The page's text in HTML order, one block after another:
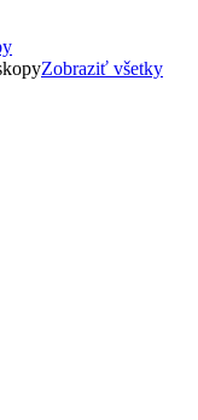
Zobraziť všetky